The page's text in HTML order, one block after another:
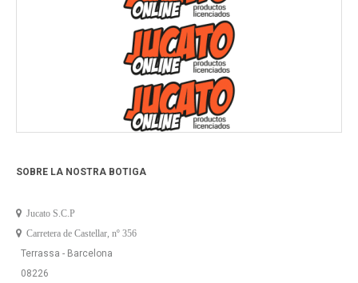
SOBRE LA NOSTRA BOTIGA
Jucato S.C.P
Carretera de Castellar, nº 356
Terrassa - Barcelona
08226